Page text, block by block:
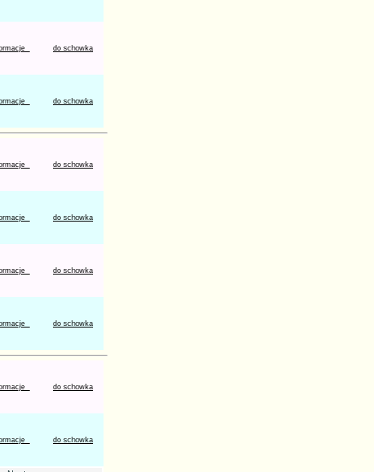
do schowka
do schowka
do schowka
do schowka
do schowka
do schowka
do schowka
do schowka